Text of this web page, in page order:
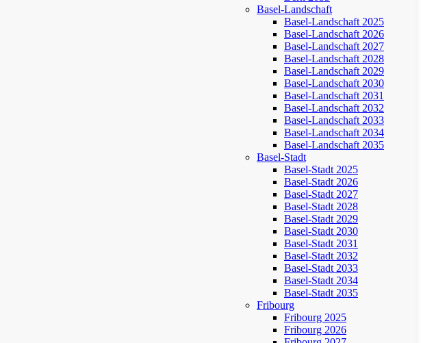
Basel-Landschaft
Basel-Landschaft 2025
Basel-Landschaft 2026
Basel-Landschaft 2027
Basel-Landschaft 2028
Basel-Landschaft 2029
Basel-Landschaft 2030
Basel-Landschaft 2031
Basel-Landschaft 2032
Basel-Landschaft 2033
Basel-Landschaft 2034
Basel-Landschaft 2035
Basel-Stadt
Basel-Stadt 2025
Basel-Stadt 2026
Basel-Stadt 2027
Basel-Stadt 2028
Basel-Stadt 2029
Basel-Stadt 2030
Basel-Stadt 2031
Basel-Stadt 2032
Basel-Stadt 2033
Basel-Stadt 2034
Basel-Stadt 2035
Fribourg
Fribourg 2025
Fribourg 2026